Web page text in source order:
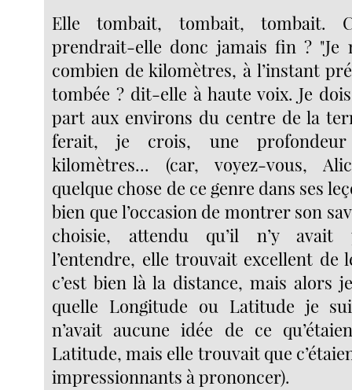
Elle tombait, tombait, tombait.
prendrait-elle donc jamais fin ? "Je
combien de kilomètres, à l’instant
tombée ? dit-elle à haute voix. Je
part aux environs du centre de la
ferait, je crois, une
kilomètres... (car, voyez-vous,
quelque chose de ce genre dans ses
bien que l’occasion de montrer son
choisie, attendu qu’il n’y avait
l’entendre, elle trouvait excellent de
c’est bien là la distance, mais alors
quelle Longitude ou Latitude je
n’avait aucune idée de ce
Latitude, mais elle trouvait que
impressionnants à prononcer).